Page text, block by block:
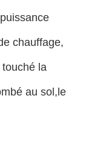
chauffage,
la
au sol,le